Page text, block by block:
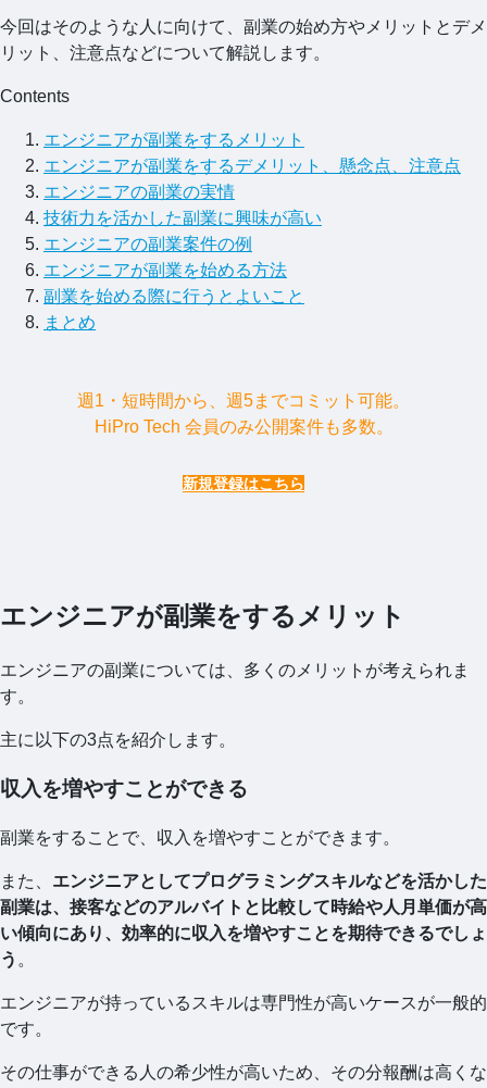
今回はそのような人に向けて、副業の始め方やメリットとデメ
リット、注意点などについて解説します。
Contents
エンジニアが副業をするメリット
エンジニアが副業をするデメリット、懸念点、注意点
エンジニアの副業の実情
技術力を活かした副業に興味が高い
エンジニアの副業案件の例
エンジニアが副業を始める方法
副業を始める際に行うとよいこと
まとめ
週1・短時間から、週5までコミット可能。
HiPro Tech 会員のみ公開案件も多数。
新規登録はこちら
エンジニアが副業をするメリット
エンジニアの副業については、多くのメリットが考えられま
す。
主に以下の3点を紹介します。
収入を増やすことができる
副業をすることで、収入を増やすことができます。
また、 エンジニアとしてプログラミングスキルなどを活かした
副業は、接客などのアルバイトと比較して時給や人月単価が高
い傾向にあり、効率的に収入を増やすことを期待できるでしょ
う 。
エンジニアが持っているスキルは専門性が高いケースが一般的
です。
その仕事ができる人の希少性が高いため、その分報酬は高くな